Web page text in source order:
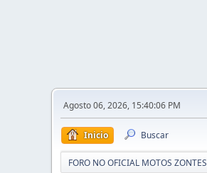
Agosto 06, 2026, 15:40:06 PM
Inicio Buscar
FORO NO OFICIAL MOTOS ZONTES